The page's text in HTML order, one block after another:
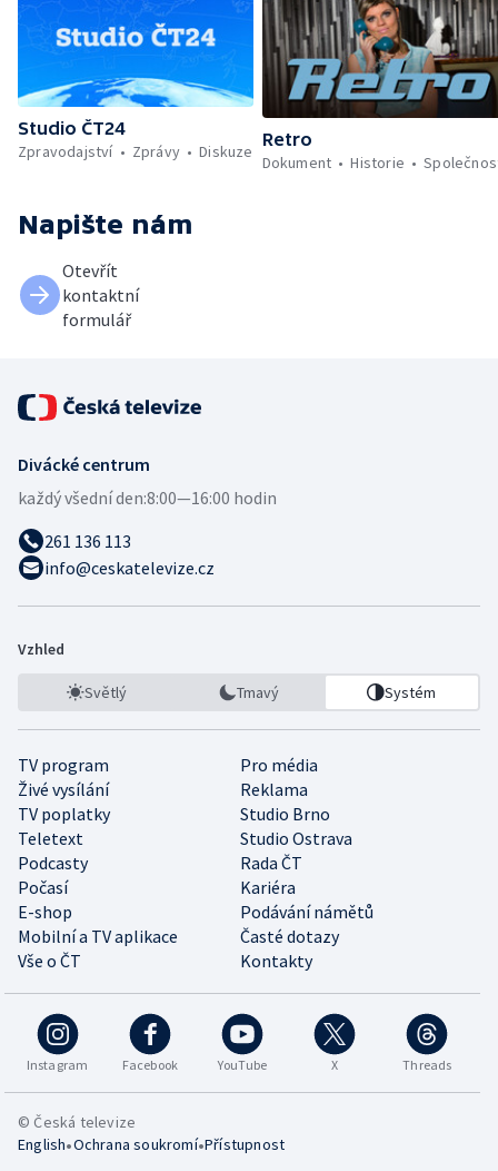
Studio ČT24
Zpravodajství
Zprávy Diskuze
Retro
Dokument
Historie
Napište nám
Otevřít
kontaktní
formulář
Divácké centrum
každý všední den:8:00—16:00 hodin
261 136 113
info@ceskatelevize.cz
Vzhled
Světlý Tmavý Systém
TV program
Pro média
Živé vysílání
Reklama
TV poplatky
Studio Brno
Teletext
Studio Ostrava
Podcasty
Rada ČT
Počasí
Kariéra
E-shop
Podávání námětů
Mobilní a TV aplikace
Časté dotazy
Vše o ČT
Kontakty
Instagram Facebook YouTube X Threads
© Česká televize
English•Ochrana soukromí•Přístupnost